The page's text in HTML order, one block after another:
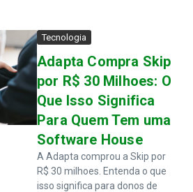
Tecnologia
Adapta Compra Skip
por R$ 30 Milhoes: O
Que Isso Significa
Para Quem Tem uma
Software House
A Adapta comprou a Skip por
R$ 30 milhoes. Entenda o que
isso significa para donos de